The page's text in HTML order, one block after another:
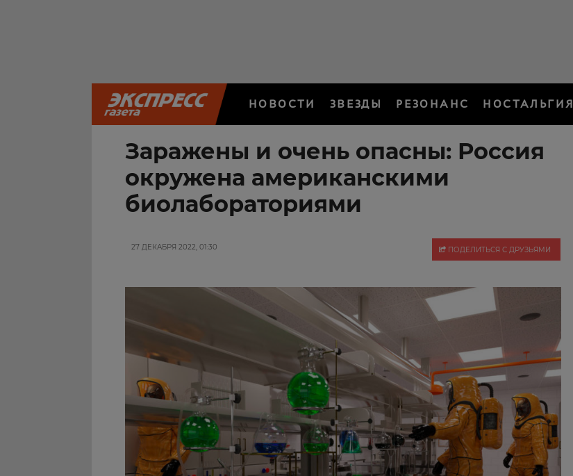
НОВОСТИ ЗВЕЗДЫ РЕЗОНАНС НОСТАЛЬГИЯ
Заражены и очень опасны: Россия
окружена американскими
биолабораториями
27 ДЕКАБРЯ 2022, 01:30 ПОДЕЛИТЬСЯ С ДРУЗЬЯМИ